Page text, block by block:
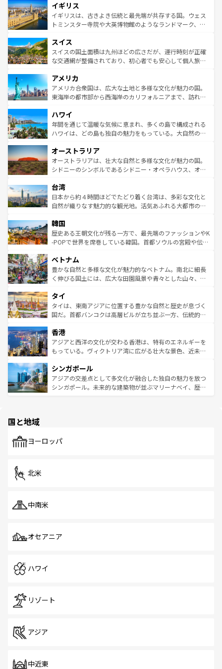
いる。シャンパンの発祥地であるランス、プロヴァンスの
香り高いラベンダー畑など、多彩な楽しみ方が可能だ。さ
らに、パリ以外の地域にも魅力が溢れており、どの街角に
れる地方に足を運ぶとそれぞれで全く異なる文化を体験で
きるだろう。 なお、新着のフランス情報はコンテンツ一覧
を参照してほしい。
顔を持つこの国は、どこを歩いても飽きることがない。ベ
ルリンの文化的活気、バイエルン州のアルプスの絶景、そ
してライン川沿いのワイン畑といった風景は必見。ビール
は、お酒好きな人にはぜひ体験してほしい。 なお、新着の
ドイツ情報はコンテンツ一覧を参照してほしい。
イギリス
イギリスは、古きよき伝統と最先端が共存する国。ウェス
トミンスター寺院や大英博物館のようなランドマーク、歴
リアごとに異なる魅力がある。また、優雅なアフタヌーン
ティー、ビール好きにはたまらない英国パブ、サッカー観
戦など、本場だからこそできる体験も豊富。イギリスを旅
ンツ一覧を参照してほしい。
スイス
スイスの国土面積は九州ほどの広さだが、運行時刻が正確
な交通網が整備されており、初心者でも安心して個人旅行
の建物がそのまま残る町や、スイスならではのユニークな
博物館もあり、アルプス観光だけでなく町歩きも満喫する
ことができる。国民の所得が高いため物価も高いが、旅行
ば市内交通費無料で観光を楽しむこともできる。 なお、新
着のスイス情報はコンテンツ一覧 を参照してほしい。
アメリカ
アメリカ合衆国は、広大な土地と多様な文化が魅力の国。
東海岸の都市部から西海岸のカリフォルニアまで、訪れる
のような巨大都市は、観光、ショッピング、エンターテイ
ンメントが詰まった刺激的なスポットだ。一方、アメリカ
西部には大自然が広がり、グランドキャニオンやイエロー
部のニューオーリンズでは、音楽と美食が融合した独特の
文化が魅力。旅行者はアメリカの各地域で異なる魅力を楽
しみながら、その多様性と豊かな歴史を感じることができ
ならではの贅沢な旅のスタイルだ。 なお、新着のアメリカ
情報はコンテンツ一覧を参照してほしい。
ハワイ
年間を通じて温暖な気候に恵まれ、多くの島で構成される
ハワイは、どの島も独自の魅力をもっている。大自然の神
ワイ島は見逃せない。また、定番の観光地といえばオアフ
島だが、静かな自然を求めるならマウイ島やカウアイ島が
おすすめ。エメラルドグリーンに輝く海をはじめ、豊かな
れるおもてなしの心で訪れる人々を迎えてくれるハワイの
人々、おいしいローカルフードやハワイアンミュージッ
ク、伝統的なフラダンスなど、すべてがハワイの魅力を彩
ワイを、存分に味わってほしい。 なお、新着のハワイ情報
はコンテンツ一覧を参照してほしい。
オーストラリア
オーストラリアは、壮大な自然と多様な文化が魅力の国。
シドニーのシンボルであるシドニー・オペラハウス、オー
リアリーフや大陸中央部にそびえるウルル（エアーズロッ
ク）、タスマニアの美しい原生林やケアンズの熱帯雨林な
ど、見どころがたくさん。また、カフェやワイン、オージ
いる。アクティビティも充実しており、サーフィンやダイ
ビング、ハイキングなど、アウトドア好きにはたまらな
い。オーストラリアの多彩な魅力を存分に味わいつくそ
参照してほしい。
台湾
日本から約４時間ほどでたどり着く台湾は、多彩な文化と
自然が織りなす魅力的な観光地。活気あふれる大都市の台
ン）、静ひつな山岳地帯である台湾東部など、都市の喧騒
と山間の静けさが共存しており、訪れる人に新しい発見と
驚きをもたらしてくれる。また、奥深い台湾の食文化も魅
容にもいいと評判のスイーツなど、バラエティ豊かな料理
が味わえる。 なお、新着の台湾情報は コンテンツ一覧を参
照してほしい。
韓国
歴史ある王朝文化が残る一方で、最先端のファッションやK
-POPで世界を席巻している韓国。首都ソウルの宮殿や伝統
き、地方に足を延ばせば四季折々の自然美を楽しむことが
できる。そして、キムチや焼肉、絶品のストリートフード
まで、さまざまな韓国料理が待っている。夜には、韓国な
リティに包まれながら、韓国の多彩な魅力を心ゆくまで味
わってみてほしい。 なお、新着の韓国情報はコンテンツ一
覧を参照してほしい。
ベトナム
豊かな自然と多様な文化が魅力的なベトナム。南北に細長
く伸びる国土には、広大な田園風景や青々とした山々、世
急速な発展と共に伝統が息づく。ハノイの古い町並みやホ
ーチミン市のフランス統治時代の建物も、独特の雰囲気を
醸し出している。また、バラエティの豊かさとおいしさで
とつ。フォーやバインミー、ベトナムコーヒーなどは、ぜ
ひ現地で味わいたい。どの地域を訪れてもあたたかい人々
が旅行者を迎えてくれるので、きっと忘れられない旅にな
参照してほしい。
タイ
タイは、東南アジアに位置する豊かな自然と歴史が息づく
国だ。首都バンコクは高層ビルが立ち並ぶ一方、伝統的な
の活気が交差している。北部ではチェンマイなどの山岳地
帯で自然と触れ合い、南部ではプーケットやクラビの美し
いビーチでリゾート気分を楽しむことができる。タイ料理
激する。気候は一年中温暖で、どの季節にも異なる楽しみ
が待っている。親しみやすいタイの人々、仏教を中心とし
た文化、そして多様な観光資源が、訪れる旅人を魅了し続
香港
アジアと西洋の文化が交わる香港は、特有のエネルギーを
もっている。ヴィクトリア湾に広がる壮大な景色、近未来
み、どこを訪れても感動するはず。観光スポットが密集し
ており、効率よく見どころを回れるのも魅力。息をのむよ
うな絶景から文化的な体験まで、香港を存分に楽しみ尽く
シンガポール
アジアの交差点として多文化が融合した独自の魅力を放つ
シンガポール。未来的な建築物が並ぶマリーナベイ、歴史
で、ホーカーズは地元の風情を楽しめる外せないスポット
国と地域
ヨーロッパ
北米
中南米
オセアニア
ハワイ
リゾート
アジア
中近東